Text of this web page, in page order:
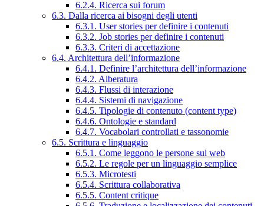
6.2.4. Ricerca sui forum
6.3. Dalla ricerca ai bisogni degli utenti
6.3.1. User stories per definire i contenuti
6.3.2. Job stories per definire i contenuti
6.3.3. Criteri di accettazione
6.4. Architettura dell’informazione
6.4.1. Definire l’architettura dell’informazione
6.4.2. Alberatura
6.4.3. Flussi di interazione
6.4.4. Sistemi di navigazione
6.4.5. Tipologie di contenuto (content type)
6.4.6. Ontologie e standard
6.4.7. Vocabolari controllati e tassonomie
6.5. Scrittura e linguaggio
6.5.1. Come leggono le persone sul web
6.5.2. Le regole per un linguaggio semplice
6.5.3. Microtesti
6.5.4. Scrittura collaborativa
6.5.5. Content critique